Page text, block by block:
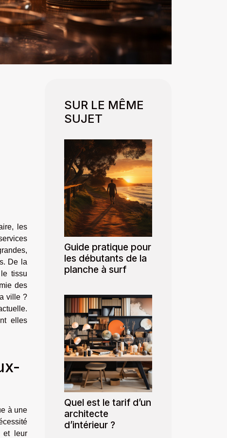
les
De la
tissu
des
ville ?
elles
à une
et leur
SUR LE MÊME
SUJET
Guide pratique pour
les débutants de la
planche à surf
Quel est le tarif d’un
architecte
d’intérieur ?